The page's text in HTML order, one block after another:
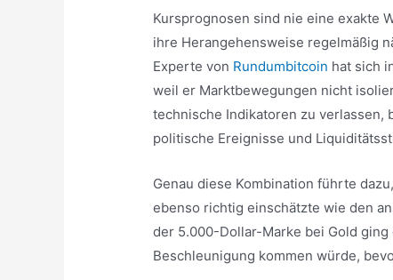
Kursprognosen sind nie eine exakte
ihre Herangehensweise regelmäßig
Experte von Rundumbitcoin hat sich
weil er Marktbewegungen nicht
technische Indikatoren zu verlassen,
politische Ereignisse und
Genau diese Kombination führte
ebenso richtig einschätzte wie den
der 5.000-Dollar-Marke bei Gold
Beschleunigung kommen würde,